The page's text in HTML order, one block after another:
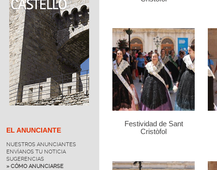
EL ANUNCIANTE
NUESTROS ANUNCIANTES
ENVÍANOS TU NOTICIA
SUGERENCIAS
» CÓMO ANUNCIARSE
Festividad de Sant
Cristòfol